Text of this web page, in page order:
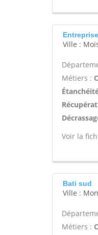
Ville :
Métiers :
Voir la
Bati sud
Ville :
Métiers :